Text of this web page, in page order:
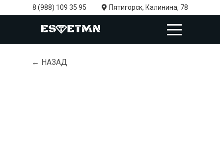
8 (988) 109 35 95 Пятигорск, Калинина, 78
← НАЗАД